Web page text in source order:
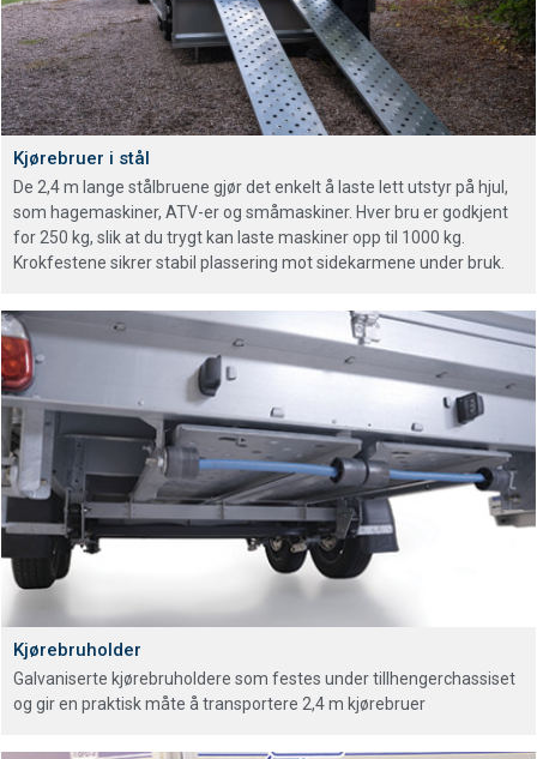
Kjørebruer i stål
De 2,4 m lange stålbruene gjør det enkelt å laste lett utstyr på hjul,
som hagemaskiner, ATV-er og småmaskiner. Hver bru er godkjent
for 250 kg, slik at du trygt kan laste maskiner opp til 1000 kg.
Krokfestene sikrer stabil plassering mot sidekarmene under bruk.
Kjørebruholder
Galvaniserte kjørebruholdere som festes under tillhengerchassiset
og gir en praktisk måte å transportere 2,4 m kjørebruer